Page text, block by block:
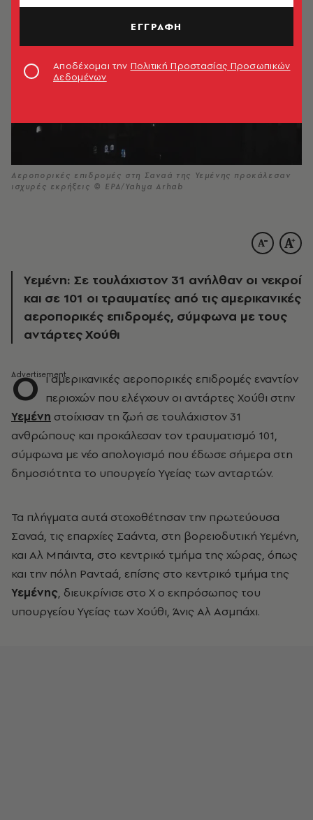
Αεροπορικές επιδρομές στη Σαναά της Υεμένης προκάλεσαν
ισχυρές εκρήξεις © EPA/Yahya Arhab
Υεμένη: Σε τουλάχιστον 31 ανήλθαν οι νεκροί
και σε 101 οι τραυματίες από τις αμερικανικές
αεροπορικές επιδρομές, σύμφωνα με τους
αντάρτες Χούθι
Ο ι αμερικανικές αεροπορικές επιδρομές εναντίον
περιοχών που ελέγχουν οι αντάρτες Χούθι στην
Υεμένη στοίχισαν τη ζωή σε τουλάχιστον 31
ανθρώπους και προκάλεσαν τον τραυματισμό 101,
σύμφωνα με νέο απολογισμό που έδωσε σήμερα στη
δημοσιότητα το υπουργείο Υγείας των ανταρτών.
Τα πλήγματα αυτά στοχοθέτησαν την πρωτεύουσα
Σαναά, τις επαρχίες Σαάντα, στη βορειοδυτική Υεμένη,
και Αλ Μπάιντα, στο κεντρικό τμήμα της χώρας, όπως
και την πόλη Ρανταά, επίσης στο κεντρικό τμήμα της
Υεμένης, διευκρίνισε στο X ο εκπρόσωπος του
υπουργείου Υγείας των Χούθι, Άνις Αλ Ασμπάχι.
ΕΓΓΡΑΦΗ
Αποδέχομαι την Πολιτική Προστασίας Προσωπικών
Δεδομένων